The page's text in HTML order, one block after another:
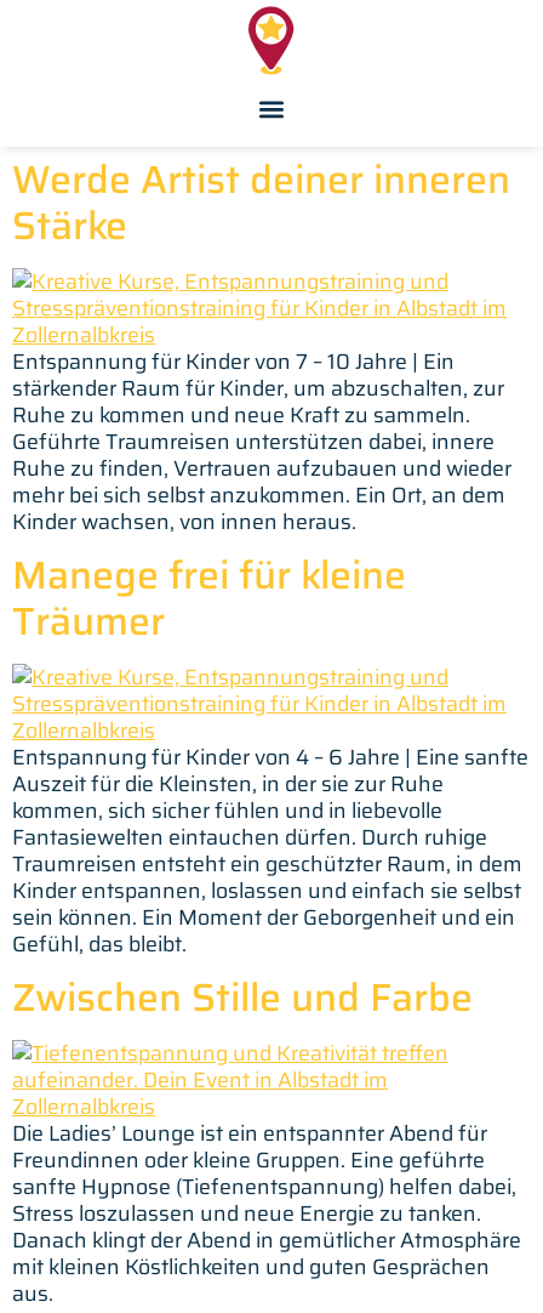
Werde Artist deiner inneren
Stärke
Entspannung für Kinder von 7 – 10 Jahre | Ein
stärkender Raum für Kinder, um abzuschalten, zur
Ruhe zu kommen und neue Kraft zu sammeln.
Geführte Traumreisen unterstützen dabei, innere
Ruhe zu finden, Vertrauen aufzubauen und wieder
mehr bei sich selbst anzukommen. Ein Ort, an dem
Kinder wachsen, von innen heraus.
Manege frei für kleine
Träumer
Entspannung für Kinder von 4 – 6 Jahre | Eine sanfte
Auszeit für die Kleinsten, in der sie zur Ruhe
kommen, sich sicher fühlen und in liebevolle
Fantasiewelten eintauchen dürfen. Durch ruhige
Traumreisen entsteht ein geschützter Raum, in dem
Kinder entspannen, loslassen und einfach sie selbst
sein können. Ein Moment der Geborgenheit und ein
Gefühl, das bleibt.
Zwischen Stille und Farbe
Die Ladies’ Lounge ist ein entspannter Abend für
Freundinnen oder kleine Gruppen. Eine geführte
sanfte Hypnose (Tiefenentspannung) helfen dabei,
Stress loszulassen und neue Energie zu tanken.
Danach klingt der Abend in gemütlicher Atmosphäre
mit kleinen Köstlichkeiten und guten Gesprächen
aus.